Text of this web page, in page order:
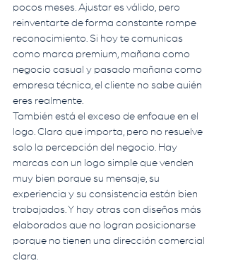
pocos meses. Ajustar es válido, pero
reinventarte de forma constante rompe
reconocimiento. Si hoy te comunicas
como marca premium, mañana como
negocio casual y pasado mañana como
empresa técnica, el cliente no sabe quién
eres realmente.
También está el exceso de enfoque en el
logo. Claro que importa, pero no resuelve
solo la percepción del negocio. Hay
marcas con un logo simple que venden
muy bien porque su mensaje, su
experiencia y su consistencia están bien
trabajados. Y hay otras con diseños más
elaborados que no logran posicionarse
porque no tienen una dirección comercial
clara.